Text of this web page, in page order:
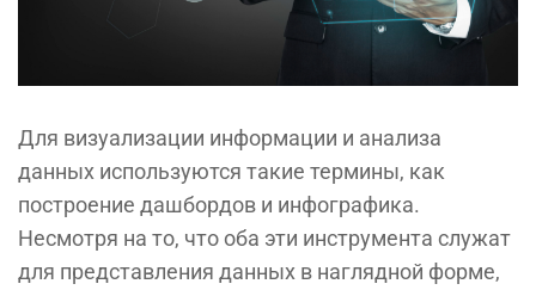
Для визуализации информации и анализа
данных используются такие термины, как
построение дашбордов и инфографика.
Несмотря на то, что оба эти инструмента служат
для представления данных в наглядной форме,